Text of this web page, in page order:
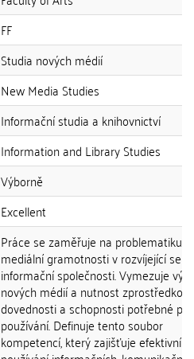
FF
Studia nových médií
New Media Studies
Informační studia a knihovnictví
Information and Library Studies
Výborně
Excellent
Práce se zaměřuje na problematiku
mediální gramotnosti v rozvíjející se
informační společnosti. Vymezuje
nových médií a nutnost
dovednosti a schopnosti potřebné
používání. Definuje tento soubor
kompetencí, který zajišťuje efektivní